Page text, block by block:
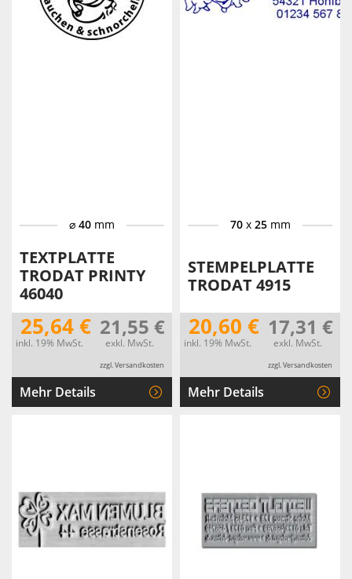
⌀ 40 mm
TEXTPLATTE
TRODAT PRINTY
46040
25,64 €
inkl. 19% MwSt.
21,55 €
exkl. MwSt.
zzgl. Versandkosten
Mehr Details
70x 25mm
STEMPELPLATTE
TRODAT 4915
20,60 €
inkl. 19% MwSt.
17,31 €
exkl. MwSt.
zzgl. Versandkosten
Mehr Details